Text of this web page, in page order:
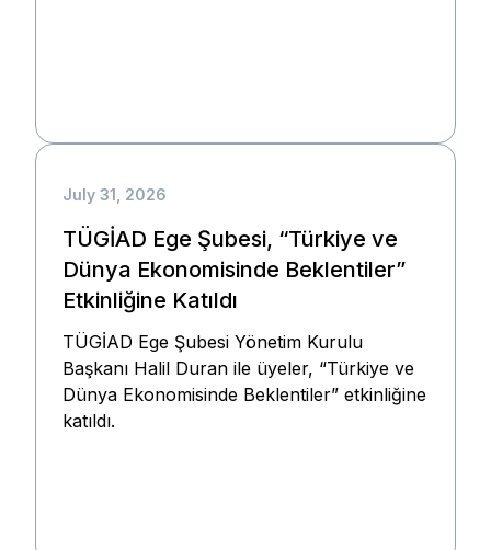
July 31, 2026
TÜGİAD Ege Şubesi, “Türkiye ve
Dünya Ekonomisinde Beklentiler”
Etkinliğine Katıldı
TÜGİAD Ege Şubesi Yönetim Kurulu
Başkanı Halil Duran ile üyeler, “Türkiye ve
Dünya Ekonomisinde Beklentiler” etkinliğine
katıldı.